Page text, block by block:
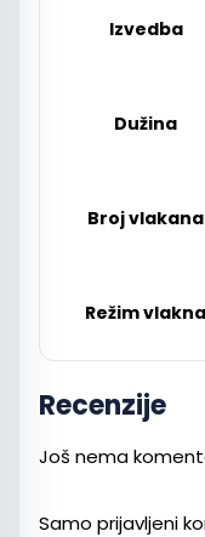
Izvedba
Dužina
Broj vlakana
Režim vlakna
Recenzije
Još nema
Samo prijavljeni